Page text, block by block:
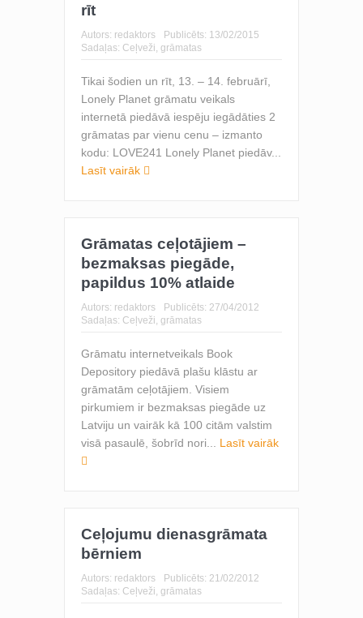
rīt
Autors: redaktors Publicēts: 13/02/2015
Sadaļas: Ceļveži, grāmatas
Tikai šodien un rīt, 13. – 14. februārī,
Lonely Planet grāmatu veikals
internetā piedāvā iespēju iegādāties 2
grāmatas par vienu cenu – izmanto
kodu: LOVE241 Lonely Planet piedāv...
Lasīt vairāk
Grāmatas ceļotājiem –
bezmaksas piegāde,
papildus 10% atlaide
Autors: redaktors Publicēts: 27/04/2012
Sadaļas: Ceļveži, grāmatas
Grāmatu internetveikals Book
Depository piedāvā plašu klāstu ar
grāmatām ceļotājiem. Visiem
pirkumiem ir bezmaksas piegāde uz
Latviju un vairāk kā 100 citām valstim
visā pasaulē, šobrīd nori... Lasīt vairāk
Ceļojumu dienasgrāmata
bērniem
Autors: redaktors Publicēts: 21/02/2012
Sadaļas: Ceļveži, grāmatas